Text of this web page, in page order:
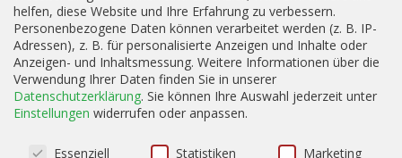
aufs Wesentliche: den Spaß am Entdecken.
ZUM TASTING
helfen, diese Website und Ihre Erfahrung zu verbessern.
Personenbezogene Daten können verarbeitet werden (z. B. IP-
Adressen), z. B. für personalisierte Anzeigen und Inhalte oder
Anzeigen- und Inhaltsmessung. Weitere Informationen über die
Verwendung Ihrer Daten finden Sie in unserer
Datenschutzerklärung. Sie können Ihre Auswahl jederzeit unter
Einstellungen widerrufen oder anpassen.
Datenschutzeinstellungen
Essenziell Statistiken
Marketing